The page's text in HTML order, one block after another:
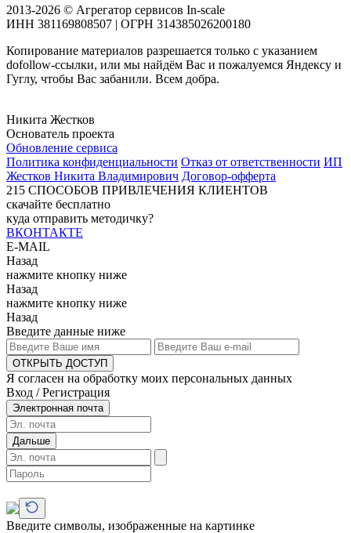
2013-2026 © Агрегатор сервисов In-scale
ИНН 381169808507 | ОГРН 314385026200180
Копирование материалов разрешается только с указанием
dofollow-ссылки, или мы найдём Вас и пожалуемся Яндексу и
Гуглу, чтобы Вас забанили. Всем добра.
Никита Жестков
Основатель проекта
Обновление сервиса
Политика конфиденциальности Отказ от ответственности ИП
Жестков Никита Владимирович Договор-офферта
215 СПОСОБОВ ПРИВЛЕЧЕНИЯ КЛИЕНТОВ
скачайте бесплатно
куда отправить методичку?
ВКОНТАКТЕ
E-MAIL
Назад
нажмите кнопку ниже
Назад
нажмите кнопку ниже
Назад
Введите данные ниже
ОТКРЫТЬ ДОСТУП
Я согласен на обработку моих персональных данных
Вход / Регистрация
Электронная почта
Дальше
Введите символы, изображенные на картинке